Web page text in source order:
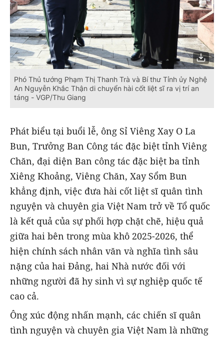
Phó Thủ tướng Phạm Thị Thanh Trà và Bí thư Tỉnh ủy Nghệ
An Nguyễn Khắc Thận di chuyển hài cốt liệt sĩ ra vị trí an
táng - VGP/Thu Giang
Phát biểu tại buổi lễ, ông Sỉ Viêng Xay O La
Bun, Trưởng Ban Công tác đặc biệt tỉnh Viêng
Chăn, đại diện Ban công tác đặc biệt ba tỉnh
Xiêng Khoảng, Viêng Chăn, Xay Sổm Bun
khẳng định, việc đưa hài cốt liệt sĩ quân tình
nguyện và chuyên gia Việt Nam trở về Tổ quốc
là kết quả của sự phối hợp chặt chẽ, hiệu quả
giữa hai bên trong mùa khô 2025-2026, thể
hiện chính sách nhân văn và nghĩa tình sâu
nặng của hai Đảng, hai Nhà nước đối với
những người đã hy sinh vì sự nghiệp quốc tế
cao cả.
Ông xúc động nhấn mạnh, các chiến sĩ quân
tình nguyện và chuyên gia Việt Nam là những